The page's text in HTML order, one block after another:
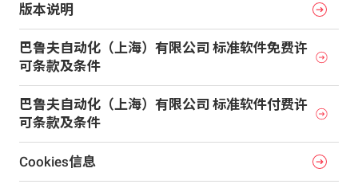
版本说明
巴鲁夫自动化（上海）有限公司 标准软件免费许
可条款及条件
巴鲁夫自动化（上海）有限公司 标准软件付费许
可条款及条件
Cookies信息